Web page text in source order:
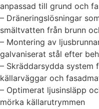
anpassad till grund och
– Dräneringslösningar
smältvatten från brunn
– Montering av
galvaniserat stål efter
– Skräddarsydda system
källarväggar och
– Optimerat ljusinsläpp
mörka källarutrymmen